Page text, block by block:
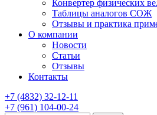
Конвертер физических
Таблицы аналогов СОЖ
Отзывы и практика
О компании
Новости
Статьи
Отзывы
Контакты
+7 (4832) 32-12-11
+7 (961) 104-00-24